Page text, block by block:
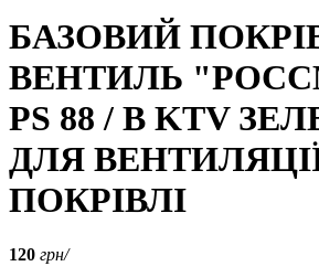
БАЗОВИЙ
ВЕНТИЛЬ
PS 88 / B KTV
ДЛЯ
ПОКРІВЛІ
120 грн/